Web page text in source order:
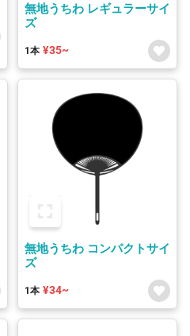
無地うちわ レギュラーサイ
ズ
1本 ¥35~
無地うちわ コンパクトサイ
ズ
1本 ¥34~